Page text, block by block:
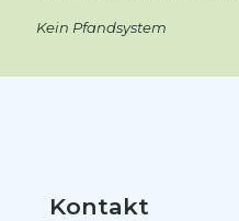
Kein Pfandsystem
Kontakt